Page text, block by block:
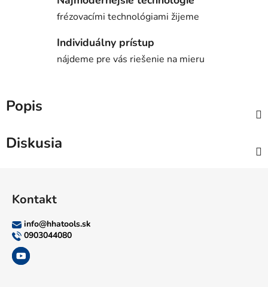
frézovacími technológiami žijeme
Individuálny prístup
nájdeme pre vás riešenie na mieru
Popis
Diskusia
Kontakt
info@hhatools.sk
0903044080